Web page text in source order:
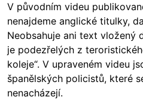
V původním videu
nenajdeme anglické titulky,
Neobsahuje ani text vložený
je podezřelých z
koleje“. V upraveném videu
španělských policistů, které
nenacházejí.